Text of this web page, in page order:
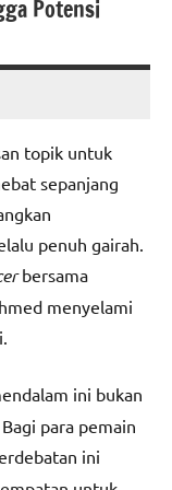
Potensi
topik untuk
sepanjang
penuh gairah.
bersama
menyelami
ini bukan
para pemain
ini